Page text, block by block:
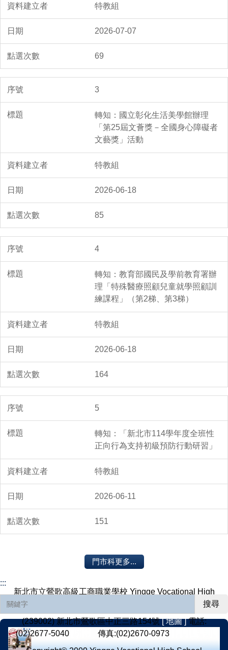
特教組
2026-07-07
69
3
轉知：國立彰化生活美學館辦理
「第25屆文薈獎－全國身心障礙者
文藝獎」活動
特教組
2026-06-18
85
4
轉知：教育部國民及學前教育署辦
理「特殊醫療照顧兒童就學照顧訓
練課程」（第2梯、第3梯）
特教組
2026-06-18
164
5
轉知：「新北市114學年度全班性
正向行為支持初級預防行動研習」
特教組
2026-06-11
151
門市科更多...
:::
搜尋
新北市立鶯歌高級工商職業學校 Yingge Vocational High
(239002) 新北市鶯歌區中正三路154號[ 地圖 ]電話:
(02)2677-5040
傳真:(02)2670-0973